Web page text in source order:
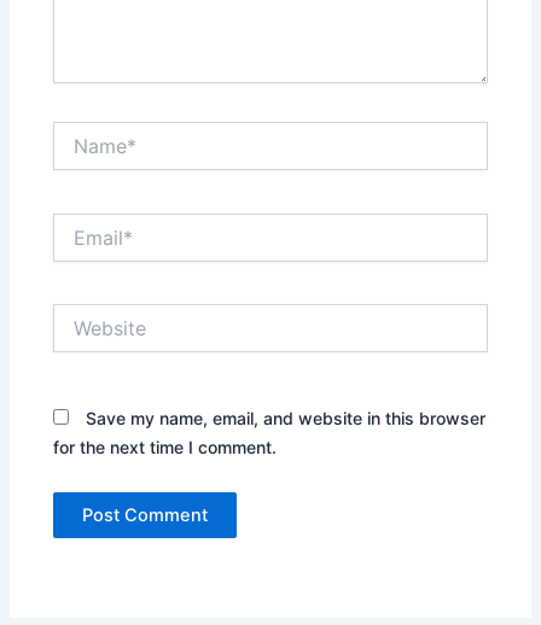
Save my name, email, and website in this browser
for the next time I comment.